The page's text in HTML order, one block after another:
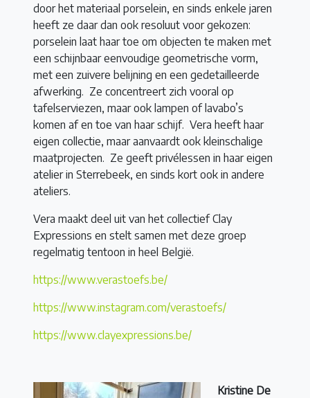
door het materiaal porselein, en sinds enkele jaren
heeft ze daar dan ook resoluut voor gekozen:
porselein laat haar toe om objecten te maken met
een schijnbaar eenvoudige geometrische vorm,
met een zuivere belijning en een gedetailleerde
afwerking. Ze concentreert zich vooral op
tafelserviezen, maar ook lampen of lavabo’s
komen af en toe van haar schijf. Vera heeft haar
eigen collectie, maar aanvaardt ook kleinschalige
maatprojecten. Ze geeft privélessen in haar eigen
atelier in Sterrebeek, en sinds kort ook in andere
ateliers.
Vera maakt deel uit van het collectief Clay
Expressions en stelt samen met deze groep
regelmatig tentoon in heel België.
https://www.verastoefs.be/
https://www.instagram.com/verastoefs/
https://www.clayexpressions.be/
Kristine De